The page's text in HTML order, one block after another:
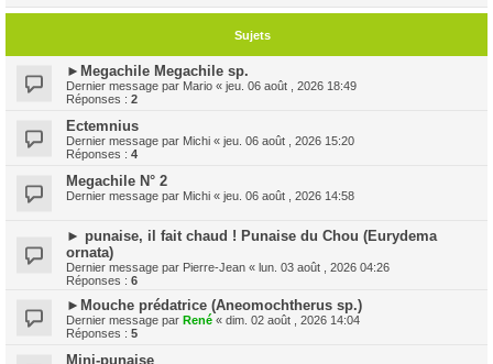
Sujets
►Megachile Megachile sp.
Dernier message par Mario « jeu. 06 août , 2026 18:49
Réponses : 2
Ectemnius
Dernier message par Michi « jeu. 06 août , 2026 15:20
Réponses : 4
Megachile N° 2
Dernier message par Michi « jeu. 06 août , 2026 14:58
► punaise, il fait chaud ! Punaise du Chou (Eurydema
ornata)
Dernier message par Pierre-Jean « lun. 03 août , 2026 04:26
Réponses : 6
►Mouche prédatrice (Aneomochtherus sp.)
Dernier message par René « dim. 02 août , 2026 14:04
Réponses : 5
Mini-punaise